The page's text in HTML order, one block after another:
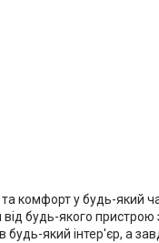
комфорт у будь-який
будь-якого пристрою
який інтер'єр, а